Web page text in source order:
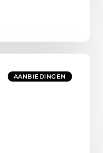
AANBIEDINGEN